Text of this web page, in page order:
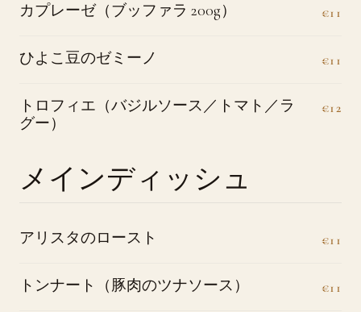
カプレーゼ（ブッファラ 200g） €11
ひよこ豆のゼミーノ €11
トロフィエ（バジルソース／トマト／ラ
グー）
€12
メインディッシュ
アリスタのロースト €11
トンナート（豚肉のツナソース） €11